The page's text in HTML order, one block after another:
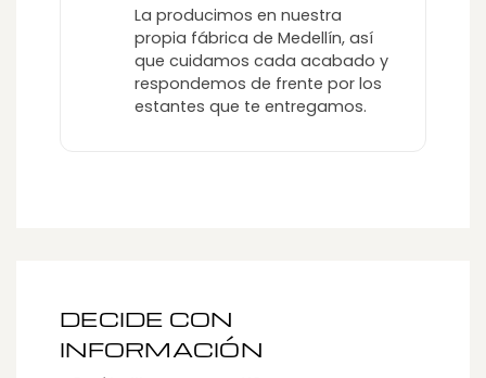
La producimos en nuestra
propia fábrica de Medellín, así
que cuidamos cada acabado y
respondemos de frente por los
estantes que te entregamos.
DECIDE CON
INFORMACIÓN